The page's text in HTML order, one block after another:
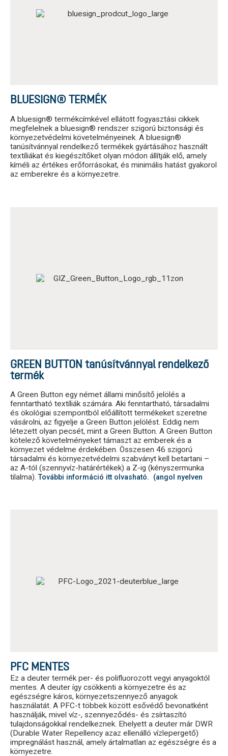
BLUESIGN® TERMÉK
A bluesign® termékcímkével ellátott fogyasztási cikkek
megfelelnek a bluesign® rendszer szigorú biztonsági és
környezetvédelmi követelményeinek. A bluesign®
tanúsítvánnyal rendelkező termékek gyártásához használt
textíliákat és kiegészítőket olyan módon állítják elő, amely
kíméli az értékes erőforrásokat, és minimális hatást gyakorol
az emberekre és a környezetre.
GREEN BUTTON tanúsítvánnyal rendelkező
termék
A Green Button egy német állami minősítő jelölés a
fenntartható textíliák számára. Aki fenntartható, társadalmi
és ökológiai szempontból előállított termékeket szeretne
vásárolni, az figyelje a Green Button jelölést. Eddig nem
létezett olyan pecsét, mint a Green Button. A Green Button
kötelező követelményeket támaszt az emberek és a
környezet védelme érdekében. Összesen 46 szigorú
társadalmi és környezetvédelmi szabványt kell betartani –
az A-tól (szennyvíz-határértékek) a Z-ig (kényszermunka
tilalma).További információ itt olvasható. (angol nyelven
PFC MENTES
Ez a deuter termék per- és polifluorozott vegyi anyagoktól
mentes. A deuter így csökkenti a környezetre és az
egészségre káros, környezetszennyező anyagok
használatát. A PFC-t többek között esővédő bevonatként
használják, mivel víz-, szennyeződés- és zsírtaszító
tulajdonságokkal rendelkeznek. Ehelyett a deuter már DWR
(Durable Water Repellency azaz ellenálló vízlepergető)
impregnálást használ, amely ártalmatlan az egészségre és a
környezetre.